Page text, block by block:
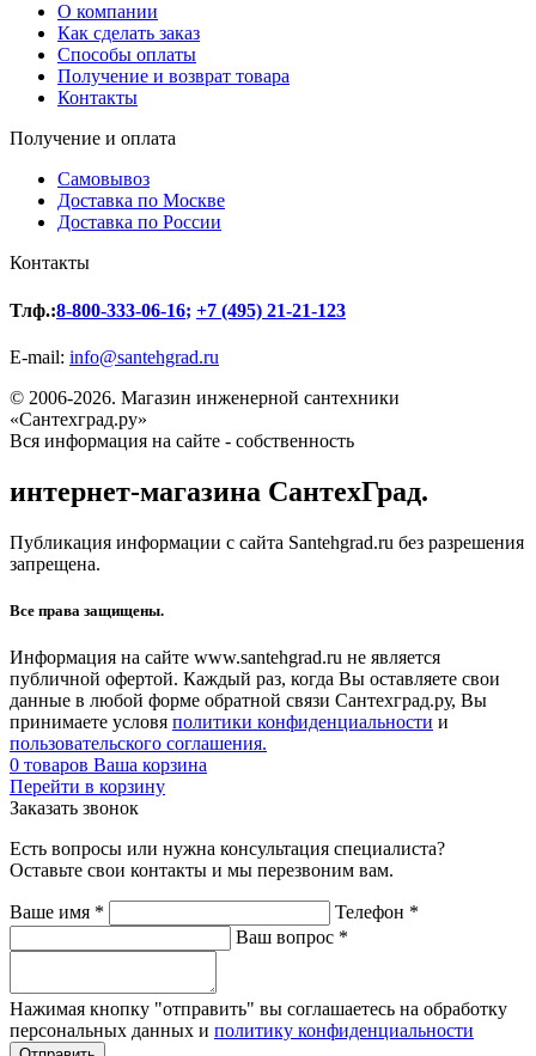
О компании
Как сделать заказ
Способы оплаты
Получение и возврат товара
Контакты
Получение и оплата
Самовывоз
Доставка по Москве
Доставка по России
Контакты
Тлф.:8-800-333-06-16; +7 (495) 21-21-123
E-mail: info@santehgrad.ru
© 2006-2026. Магазин инженерной сантехники
«Сантехград.ру»
Вся информация на сайте - собственность
интернет-магазина СантехГрад.
Публикация информации с сайта Santehgrad.ru без разрешения
запрещена.
Все права защищены.
Информация на сайте www.santehgrad.ru не является
публичной офертой. Каждый раз, когда Вы оставляете свои
данные в любой форме обратной связи Сантехград.ру, Вы
принимаете условя политики конфиденциальности и
пользовательского соглашения.
0 товаров Ваша корзина
Перейти в корзину
Заказать звонок
Есть вопросы или нужна консультация специалиста?
Оставьте свои контакты и мы перезвоним вам.
Ваше имя * Телефон *
Ваш вопрос *
Нажимая кнопку "отправить" вы соглашаетесь на обработку
персональных данных и политику конфиденциальности